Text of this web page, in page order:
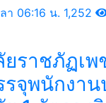
า 06:16 น. 1,252